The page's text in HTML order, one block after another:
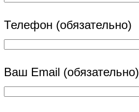
Телефон (обязательно)
Ваш Email (обязательно)